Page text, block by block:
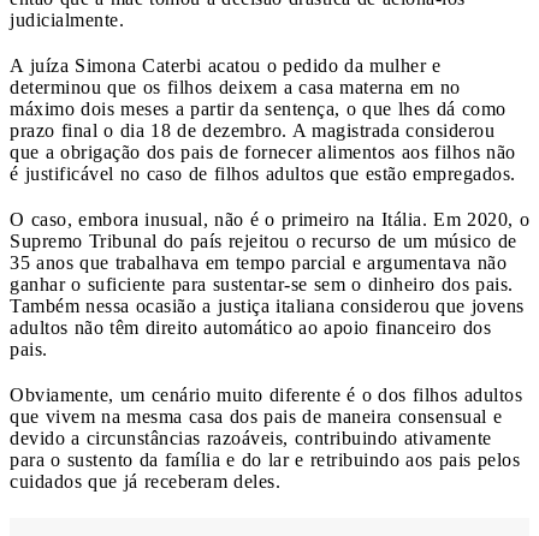
judicialmente.
A juíza Simona Caterbi acatou o pedido da mulher e
determinou que os filhos deixem a casa materna em no
máximo dois meses a partir da sentença, o que lhes dá como
prazo final o dia 18 de dezembro. A magistrada considerou
que a obrigação dos pais de fornecer alimentos aos filhos não
é justificável no caso de filhos adultos que estão empregados.
O caso, embora inusual, não é o primeiro na Itália. Em 2020, o
Supremo Tribunal do país rejeitou o recurso de um músico de
35 anos que trabalhava em tempo parcial e argumentava não
ganhar o suficiente para sustentar-se sem o dinheiro dos pais.
Também nessa ocasião a justiça italiana considerou que jovens
adultos não têm direito automático ao apoio financeiro dos
pais.
Obviamente, um cenário muito diferente é o dos filhos adultos
que vivem na mesma casa dos pais de maneira consensual e
devido a circunstâncias razoáveis, contribuindo ativamente
para o sustento da família e do lar e retribuindo aos pais pelos
cuidados que já receberam deles.